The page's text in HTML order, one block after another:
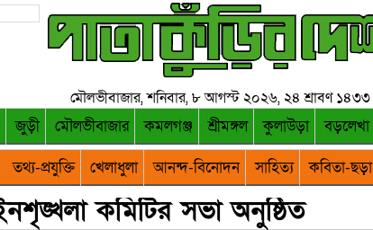
মৌলভীবাজার, শনিবার, ৮ আগস্ট ২০২৬, ২৪ শ্রাবণ ১৪৩৩
জুড়ী মৌলভীবাজার কমলগঞ্জ শ্রীমঙ্গল কুলাউড়া বড়লেখা
তথ্য-প্রযুক্তি
খেলাধুলা আনন্দ-বিনোদন সাহিত্য কবিতা-ছড়া
কমিটির সভা অনুষ্ঠিত